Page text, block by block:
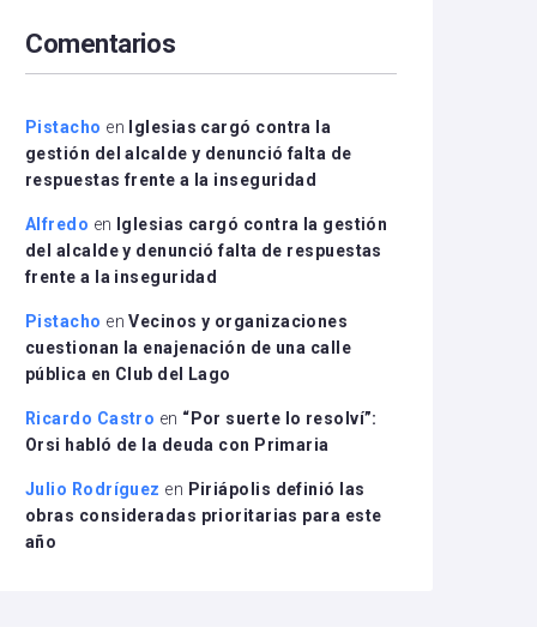
disminuir
el
Comentarios
Pistacho en
Iglesias cargó contra la
gestión del alcalde y denunció falta de
respuestas frente a la inseguridad
Alfredo en
Iglesias cargó contra la gestión
del alcalde y denunció falta de respuestas
frente a la inseguridad
Pistacho enVecinos y organizaciones
cuestionan la enajenación de una calle
pública en Club del Lago
Ricardo Castro en “Por suerte lo resolví”:
Orsi habló de la deuda con Primaria
Julio Rodríguez en Piriápolis definió las
obras consideradas prioritarias para este
año